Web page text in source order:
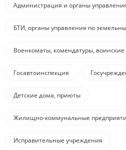
Администрация и органы
БТИ, органы управления по
Военкоматы, комендатуры, воинские
Госавтоинспекция
Детские дома, приюты
Жилищно-коммунальные
Исправительные учреждения